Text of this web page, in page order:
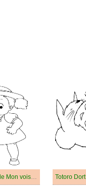
Mei Kusakabe de Mon voisin Totoro Totoro Dort